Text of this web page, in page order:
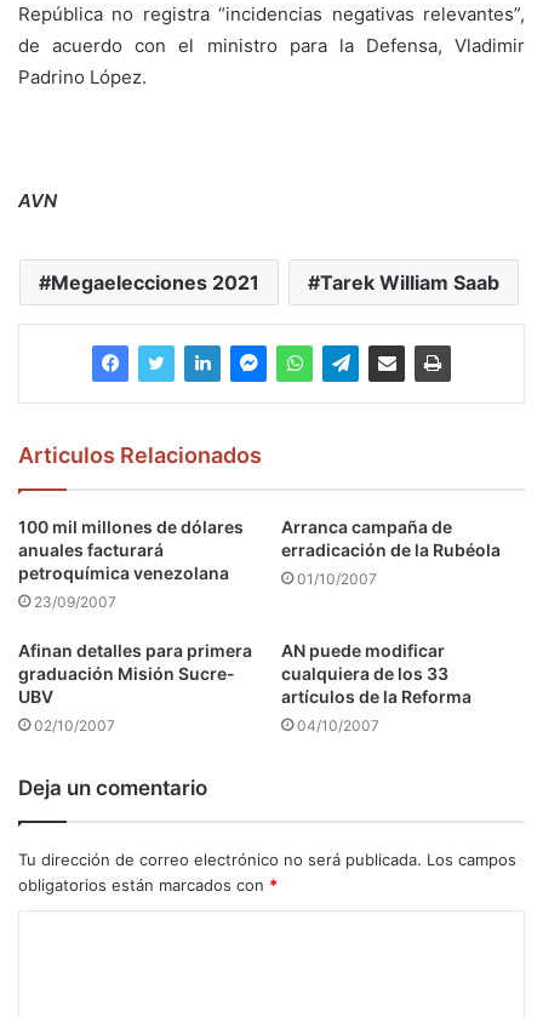
República no registra “incidencias negativas relevantes”,
de acuerdo con el ministro para la Defensa, Vladimir
Padrino López.
AVN
Megaelecciones 2021 Tarek William Saab
Articulos Relacionados
100 mil millones de dólares
anuales facturará
petroquímica venezolana
23/09/2007
Arranca campaña de
erradicación de la Rubéola
01/10/2007
Afinan detalles para primera
graduación Misión Sucre-
UBV
02/10/2007
AN puede modificar
cualquiera de los 33
artículos de la Reforma
04/10/2007
Deja un comentario
Tu dirección de correo electrónico no será publicada. Los campos
obligatorios están marcados con *